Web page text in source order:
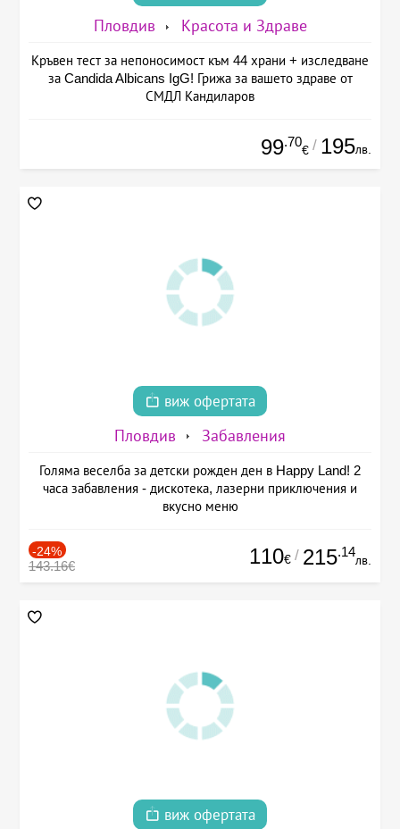
Пловдив Красота и Здраве
Кръвен тест за непоносимост към 44 храни + изследване
за Candida Albicans IgG! Грижа за вашето здраве от
СМДЛ Кандиларов
99.70
€ / 195лв.
виж офертата
Пловдив Забавления
Голяма веселба за детски рожден ден в Happy Land! 2
часа забавления - дискотека, лазерни приключения и
вкусно меню
-24%
143.16€ 110€ / 215.14
лв.
виж офертата